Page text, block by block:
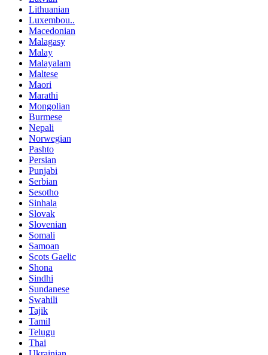
Lithuanian
Luxembou..
Macedonian
Malagasy
Malay
Malayalam
Maltese
Maori
Marathi
Mongolian
Burmese
Nepali
Norwegian
Pashto
Persian
Punjabi
Serbian
Sesotho
Sinhala
Slovak
Slovenian
Somali
Samoan
Scots Gaelic
Shona
Sindhi
Sundanese
Swahili
Tajik
Tamil
Telugu
Thai